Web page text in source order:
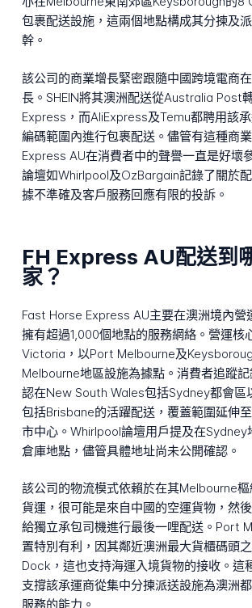
包裹配送設施，這兩個地點構成其分揀及
幹。
該公司的商業增長緊密跟隨中國跨境電商
長。SHEIN將其澳洲配送從Australia Post
Express，而AliExpress及Temu都聘用該
編碼範圍內進行包裹配送。儘管有這種商
Express AU在消費者中的聲譽一直是好壞
論壇如Whirlpool及OzBargain記錄了關於
據不準確及客戶服務回應有限的投訴。
FH Express AU配送到
家？
Fast Horse Express AU主要在澳洲境內營
擁有超過1,000個地點的服務網絡。營運核
Victoria，以Port Melbourne及
Melbourne地區設施為據點。消費者追蹤
認在New South Wales包括Sydney都會區
包括Brisbane的活躍配送，覆蓋範圍延伸
市中心。Whirlpool論壇用戶提及在Sydney
倉庫地點，儘管具體地址尚未公開確認。
該公司的物流模式依賴於在其Melbourne
貨運，很可能是來自中國的空運貨物，然
給獨立承包司機進行最後一哩配送。Port
置特別有利，因其鄰近澳洲最大貨櫃碼頭
Dock，這也支持海運入境貨物的接收。這
支撐該承運商從集中分揀派送設施為澳洲
服務的能力。